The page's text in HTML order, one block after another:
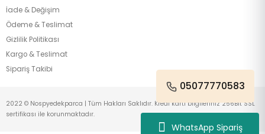
WhatsApp Sipariş
İade & Değişim
Ödeme & Teslimat
Gizlilik Politikası
Kargo & Teslimat
Sipariş Takibi
05077770583
2022 © Nospyedekparca | Tüm Hakları Saklıdır. Kredi kartı bilgileriniz 256Bit SSL
sertifikası ile korunmaktadır.